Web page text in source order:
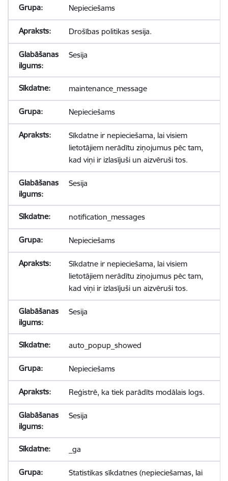
Nepieciešams
Drošības politikas sesija.
Sesija
maintenance_message
Nepieciešams
Sīkdatne ir nepieciešama, lai visiem
lietotājiem nerādītu ziņojumus pēc tam,
kad viņi ir izlasījuši un aizvēruši tos.
Sesija
notification_messages
Nepieciešams
Sīkdatne ir nepieciešama, lai visiem
lietotājiem nerādītu ziņojumus pēc tam,
kad viņi ir izlasījuši un aizvēruši tos.
Sesija
auto_popup_showed
Nepieciešams
Reģistrē, ka tiek parādīts modālais logs.
Sesija
_ga
Statistikas sīkdatnes (nepieciešamas, lai